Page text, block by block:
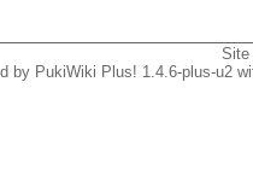
by PukiWiki Plus! 1.4.6-plus-u2